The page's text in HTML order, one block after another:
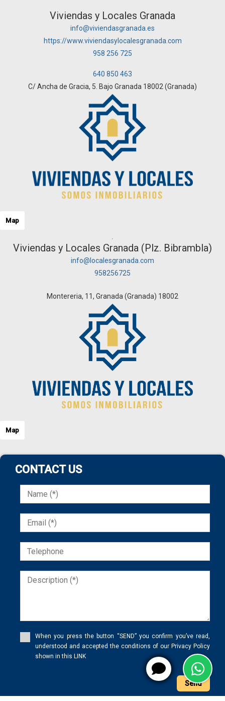
Viviendas y Locales Granada
info@viviendasgranada.es
https://www.viviendasylocalesgranada.com
958 256 725
640 850 463
C/ Ancha de Gracia, 5. Bajo Granada 18002 (Granada)
Map
Viviendas y Locales Granada (Plz. Bibrambla)
info@localesgranada.com
958256725
Montereria, 11, Granada (Granada) 18002
Map
CONTACT US
When you press the button “SEND” you confirm you’ve read,
understood and accepted the conditions of our Privacy Policy
shown in this LINK
Send